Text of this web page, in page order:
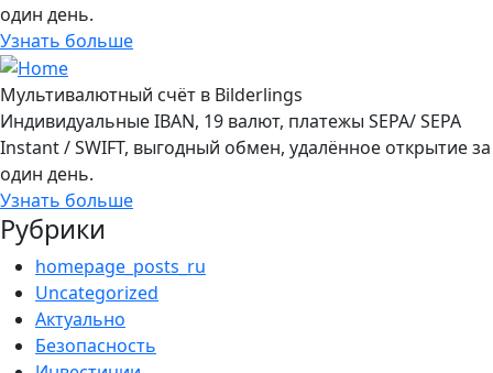
один день.
Узнать больше
Мультивалютный счёт в Bilderlings
Индивидуальные IBAN, 19 валют, платежы SEPA/ SEPA
Instant / SWIFT, выгодный обмен, удалённое открытие за
один день.
Узнать больше
Рубрики
homepage_posts_ru
Uncategorized
Актуально
Безопасность